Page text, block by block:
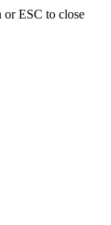
or ESC to close